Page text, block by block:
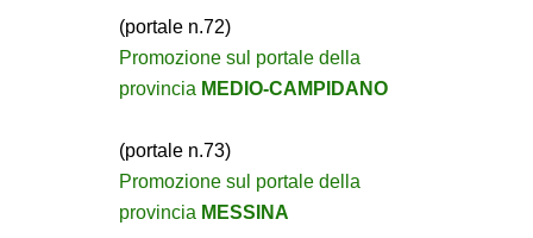
(portale n.72)
Promozione sul portale della
provincia MEDIO-CAMPIDANO
(portale n.73)
Promozione sul portale della
provincia MESSINA